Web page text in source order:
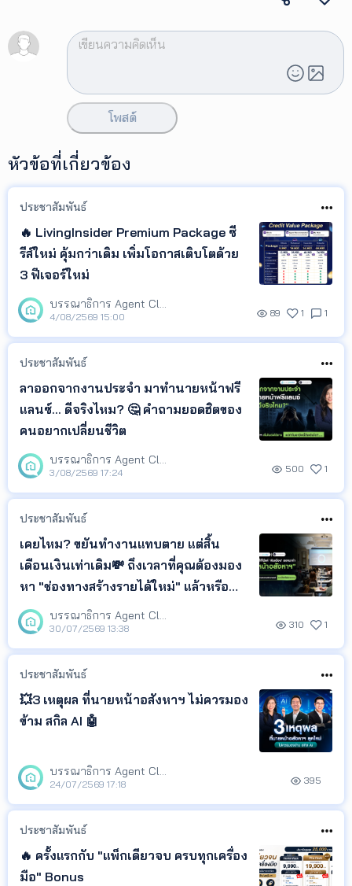
โพสต์
หัวข้อที่เกี่ยวข้อง
ประชาสัมพันธ์
🔥 LivingInsider Premium Package ซี
รีส์ใหม่ คุ้มกว่าเดิม เพิ่มโอกาสเติบโตด้วย
3 ฟีเจอร์ใหม่
บรรณาธิการ Agent Club
4/08/2569 15:00 89 1 1
ประชาสัมพันธ์
ลาออกจากงานประจำ มาทำนายหน้าฟรี
แลนซ์... ดีจริงไหม? 🤔 คำถามยอดฮิตของ
คนอยากเปลี่ยนชีวิต
บรรณาธิการ Agent Club
3/08/2569 17:24 500 1
ประชาสัมพันธ์
เคยไหม? ขยันทำงานแทบตาย แต่สิ้น
เดือนเงินเท่าเดิม💸 ถึงเวลาที่คุณต้องมอง
หา "ช่องทางสร้างรายได้ใหม่" แล้วหรือ
ยัง?🧐
บรรณาธิการ Agent Club
30/07/2569 13:38 310 1
ประชาสัมพันธ์
💥3 เหตุผล ที่นายหน้าอสังหาฯ ไม่ควรมอง
ข้าม สกิล AI 🤖
บรรณาธิการ Agent Club
24/07/2569 17:18 395
ประชาสัมพันธ์
🔥 ครั้งแรกกับ "แพ็กเดียวจบ ครบทุกเครื่อง
มือ" Bonus